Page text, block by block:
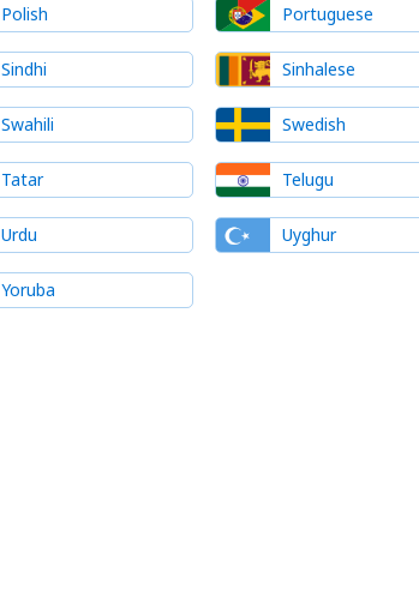
Polish Portuguese
Sindhi Sinhalese
Swahili Swedish
Tatar Telugu
Urdu Uyghur
Yoruba